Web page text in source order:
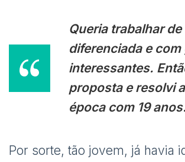
Queria trabalhar
diferenciada e
interessantes.
proposta e resolvi
época com 19
Por sorte, tão jovem, já havia